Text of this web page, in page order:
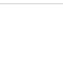
Bekijk